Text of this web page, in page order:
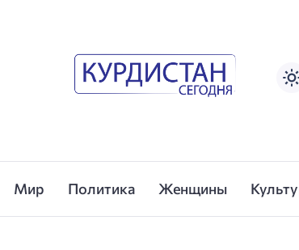
Мир Политика Женщины